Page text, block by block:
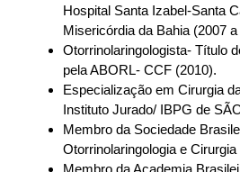
Hospital Santa Izabel-Santa
Misericórdia da Bahia (2007 a
Otorrinolaringologista- Título
pela ABORL- CCF (2010).
Especialização em Cirurgia
Instituto Jurado/ IBPG de
Membro da Sociedade
Otorrinolaringologia e